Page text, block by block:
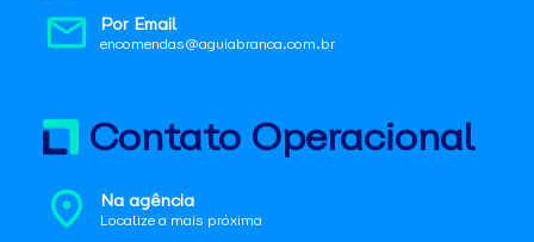
Por Email
encomendas@aguiabranca.com.br
Contato Operacional
Na agência
Localize a mais próxima